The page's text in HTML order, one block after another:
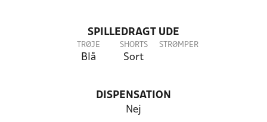
SPILLEDRAGT UDE
TRØJE
Blå
SHORTS
Sort
STRØMPER
DISPENSATION
Nej